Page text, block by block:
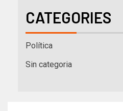
CATEGORIES
Política
Sin categoria